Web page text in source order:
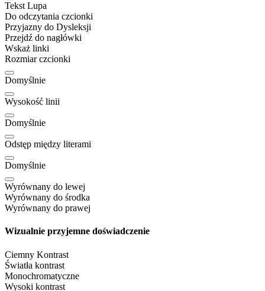
Tekst Lupa
Do odczytania czcionki
Przyjazny do Dysleksji
Przejdź do nagłówki
Wskaż linki
Rozmiar czcionki
Domyślnie
Wysokość linii
Domyślnie
Odstęp między literami
Domyślnie
Wyrównany do lewej
Wyrównany do środka
Wyrównany do prawej
Wizualnie przyjemne doświadczenie
Ciemny Kontrast
Światła kontrast
Monochromatyczne
Wysoki kontrast